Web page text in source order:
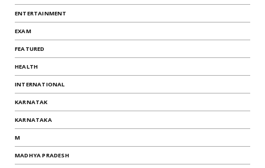
ENTERTAINMENT
EXAM
FEATURED
HEALTH
INTERNATIONAL
KARNATAK
KARNATAKA
M
MADHYA PRADESH